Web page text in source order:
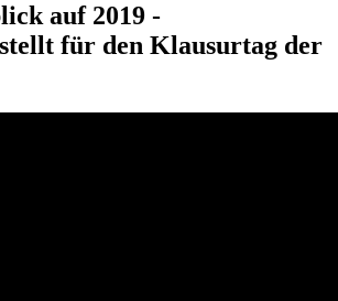
auf 2019 -
für den Klausurtag der